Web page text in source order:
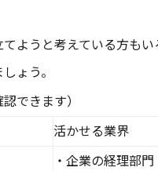
ようと考えている方も
ょう。
できます）
活かせる業界
・企業の経理部門